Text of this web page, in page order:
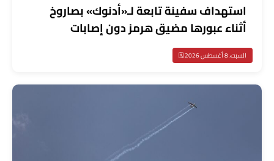
استهداف سفينة تابعة لـ«أدنوك» بصاروخ
أثناء عبورها مضيق هرمز دون إصابات
السبت، 8 أغسطس 2026 🗓️